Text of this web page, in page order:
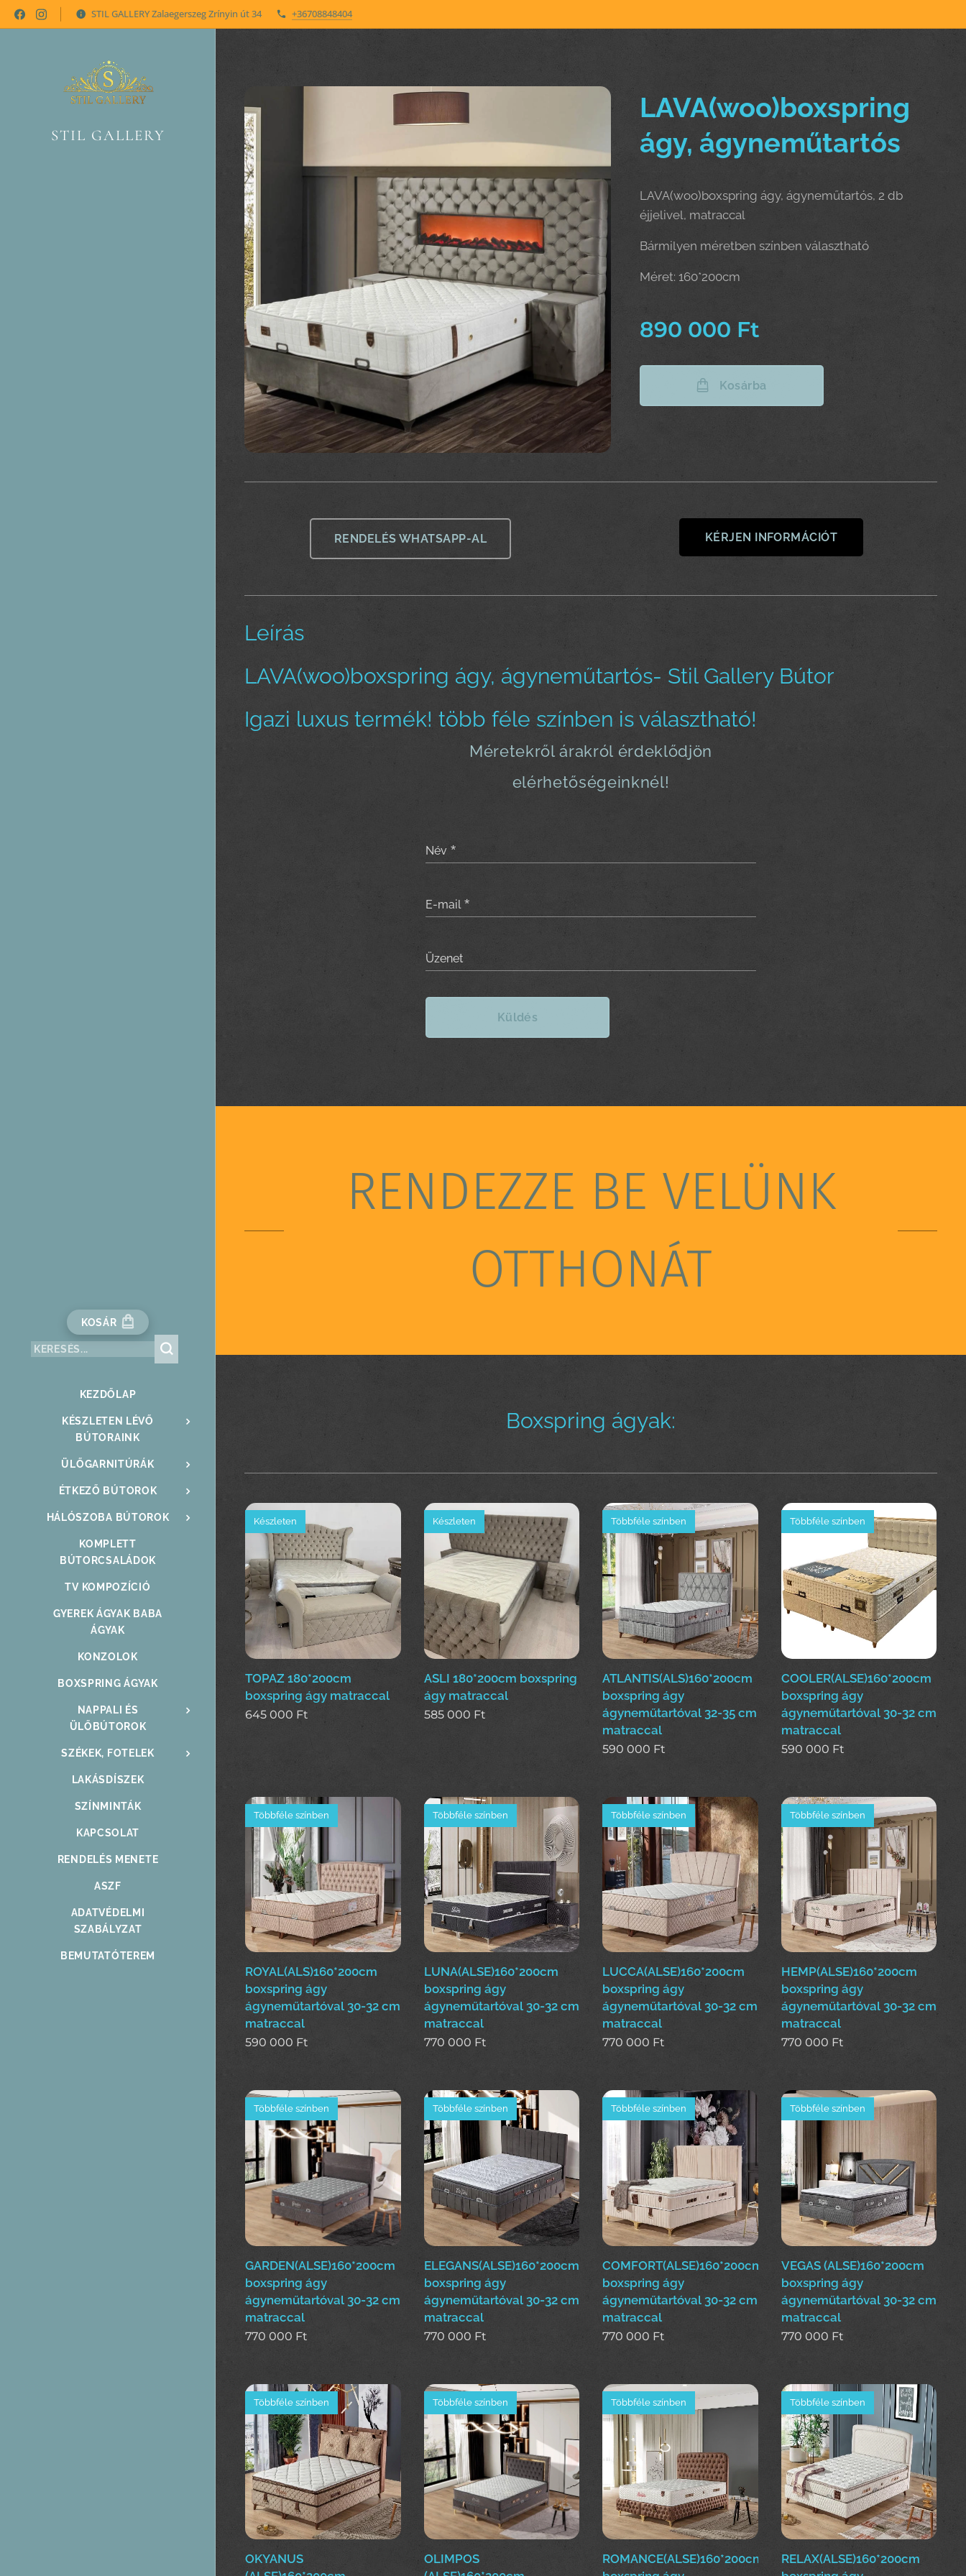
STIL GALLERY Zalaegerszeg Zrínyin út 34 +36708848404
STIL GALLERY
KOSÁR
KEZDŐLAP
KÉSZLETEN LÉVŐ
BÚTORAINK
ÜLŐGARNITÚRÁK
ÉTKEZŐ BÚTOROK
HÁLÓSZOBA BÚTOROK
KOMPLETT
BÚTORCSALÁDOK
TV KOMPOZÍCIÓ
GYEREK ÁGYAK BABA
ÁGYAK
KONZOLOK
BOXSPRING ÁGYAK
NAPPALI ÉS
ÜLŐBÚTOROK
SZÉKEK, FOTELEK
LAKÁSDÍSZEK
SZÍNMINTÁK
KAPCSOLAT
RENDELÉS MENETE
ASZF
ADATVÉDELMI
SZABÁLYZAT
BEMUTATÓTEREM
LAVA(woo)boxspring
ágy, ágyneműtartós
LAVA(woo)boxspring ágy, ágyneműtartós, 2 db
éjjelivel, matraccal
Bármilyen méretben színben választható
Méret: 160*200cm
890 000 Ft
Kosárba
RENDELÉS WHATSAPP-AL KÉRJEN INFORMÁCIÓT
Leírás
LAVA(woo)boxspring ágy, ágyneműtartós- Stil Gallery Bútor
Igazi luxus termék! több féle színben is választható!
Méretekről árakról érdeklődjön
elérhetőségeinknél!
Név
E-mail
Üzenet
Küldés
RENDEZZE BE VELÜNK
OTTHONÁT
Boxspring ágyak:
TOPAZ 180*200cm
boxspring ágy matraccal
Készleten
645 000 Ft
ASLI 180*200cm boxspring
ágy matraccal
Készleten
585 000 Ft
ATLANTIS(ALS)160*200cm
boxspring ágy
ágyneműtartóval 32-35 cm
matraccal
Többféle színben
590 000 Ft
COOLER(ALSE)160*200cm
boxspring ágy
ágyneműtartóval 30-32 cm
matraccal
Többféle színben
590 000 Ft
ROYAL(ALS)160*200cm
boxspring ágy
ágyneműtartóval 30-32 cm
matraccal
Többféle színben
590 000 Ft
LUNA(ALSE)160*200cm
boxspring ágy
ágyneműtartóval 30-32 cm
matraccal
Többféle színben
770 000 Ft
LUCCA(ALSE)160*200cm
boxspring ágy
ágyneműtartóval 30-32 cm
matraccal
Többféle színben
770 000 Ft
HEMP(ALSE)160*200cm
boxspring ágy
ágyneműtartóval 30-32 cm
matraccal
Többféle színben
770 000 Ft
GARDEN(ALSE)160*200cm
boxspring ágy
ágyneműtartóval 30-32 cm
matraccal
Többféle színben
770 000 Ft
ELEGANS(ALSE)160*200cm
boxspring ágy
ágyneműtartóval 30-32 cm
matraccal
Többféle színben
770 000 Ft
COMFORT(ALSE)160*200cm
boxspring ágy
ágyneműtartóval 30-32 cm
matraccal
Többféle színben
770 000 Ft
VEGAS (ALSE)160*200cm
boxspring ágy
ágyneműtartóval 30-32 cm
matraccal
Többféle színben
770 000 Ft
OKYANUS
Többféle színben
OLIMPOS
Többféle színben
ROMANCE(ALSE)160*200cm
Többféle színben
RELAX(ALSE)160*200cm
Többféle színben